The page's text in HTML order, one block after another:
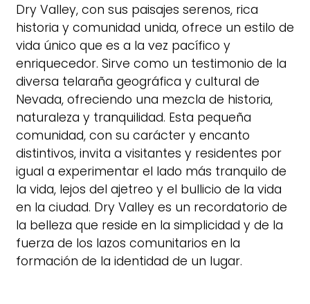
Dry Valley, con sus paisajes serenos, rica
historia y comunidad unida, ofrece un estilo de
vida único que es a la vez pacífico y
enriquecedor. Sirve como un testimonio de la
diversa telaraña geográfica y cultural de
Nevada, ofreciendo una mezcla de historia,
naturaleza y tranquilidad. Esta pequeña
comunidad, con su carácter y encanto
distintivos, invita a visitantes y residentes por
igual a experimentar el lado más tranquilo de
la vida, lejos del ajetreo y el bullicio de la vida
en la ciudad. Dry Valley es un recordatorio de
la belleza que reside en la simplicidad y de la
fuerza de los lazos comunitarios en la
formación de la identidad de un lugar.